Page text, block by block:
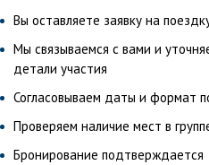
Вы оставляете заявку на
Мы связываемся с вами и
детали участия
Согласовываем даты и формат
Проверяем наличие мест в
Бронирование подтверждается